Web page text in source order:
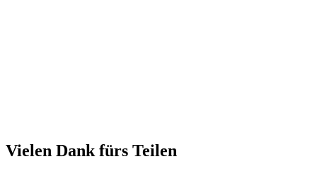
Vielen Dank fürs Teilen